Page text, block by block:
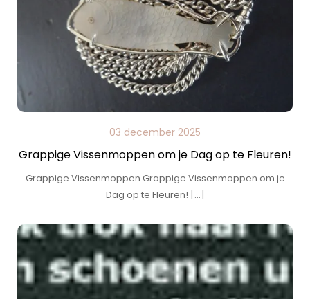
03 december 2025
Grappige Vissenmoppen om je Dag op te Fleuren!
Grappige Vissenmoppen Grappige Vissenmoppen om je
Dag op te Fleuren! […]